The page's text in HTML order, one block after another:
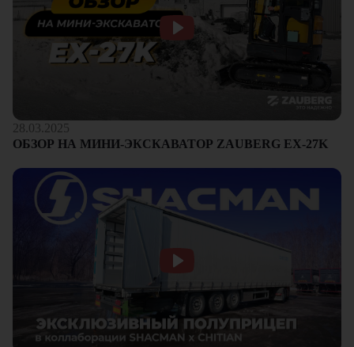
28.03.2025
ОБЗОР НА МИНИ-ЭКСКАВАТОР ZAUBERG EX-27K